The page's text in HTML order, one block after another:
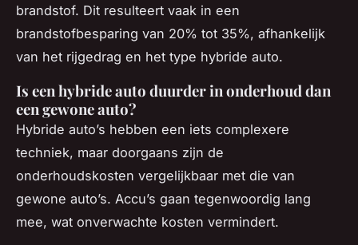
brandstof. Dit resulteert vaak in een
brandstofbesparing van 20% tot 35%, afhankelijk
van het rijgedrag en het type hybride auto.
Is een hybride auto duurder in onderhoud dan
een gewone auto?
Hybride auto’s hebben een iets complexere
techniek, maar doorgaans zijn de
onderhoudskosten vergelijkbaar met die van
gewone auto’s. Accu’s gaan tegenwoordig lang
mee, wat onverwachte kosten vermindert.